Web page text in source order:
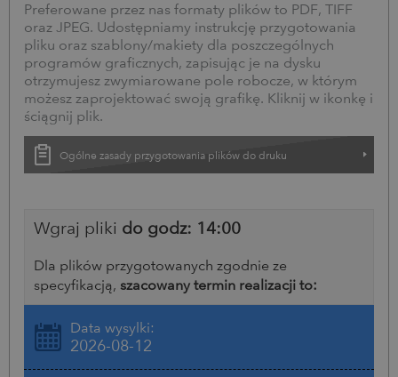
Preferowane przez nas formaty plików to PDF, TIFF
oraz JPEG. Udostępniamy instrukcję przygotowania
pliku oraz szablony/makiety dla poszczególnych
programów graficznych, zapisując je na dysku
otrzymujesz zwymiarowane pole robocze, w którym
możesz zaprojektować swoją grafikę. Kliknij w ikonkę i
ściągnij plik.
Ogólne zasady przygotowania plików do druku
Wgraj pliki do godz: 14:00
Dla plików przygotowanych zgodnie ze
specyfikacją, szacowany termin realizacji to:
Data wysyłki:
2026-08-12